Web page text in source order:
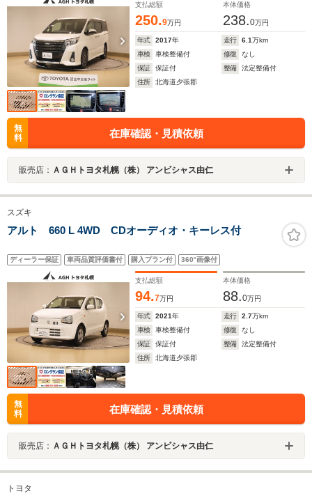
支払総額
250.9万円
本体価格
238.0万円
年式 2017年 走行 6.1万km
車検
車検整備付 修復
なし
保証
保証付 整備
法定整備付
住所
北海道夕張郡
無
料
在庫確認・見積依頼
販売店： ＡＧＨトヨタ札幌（株） アンビシャス由仁
スズキ
アルト 660 L 4WD CDオーディオ・キーレス付
ディーラー保証 車両品質評価書付 購入プラン付 360°画像付
支払総額
94.7万円
本体価格
88.0万円
年式 2021年 走行 2.7万km
車検
車検整備付 修復
なし
保証
保証付 整備
法定整備付
住所
北海道夕張郡
無
料
在庫確認・見積依頼
販売店： ＡＧＨトヨタ札幌（株） アンビシャス由仁
トヨタ